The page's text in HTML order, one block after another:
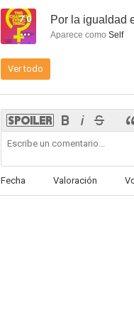
8.0
7.8
7.0 Por la igualdad
Aparece como Self
Ver todo
Fecha Valoración